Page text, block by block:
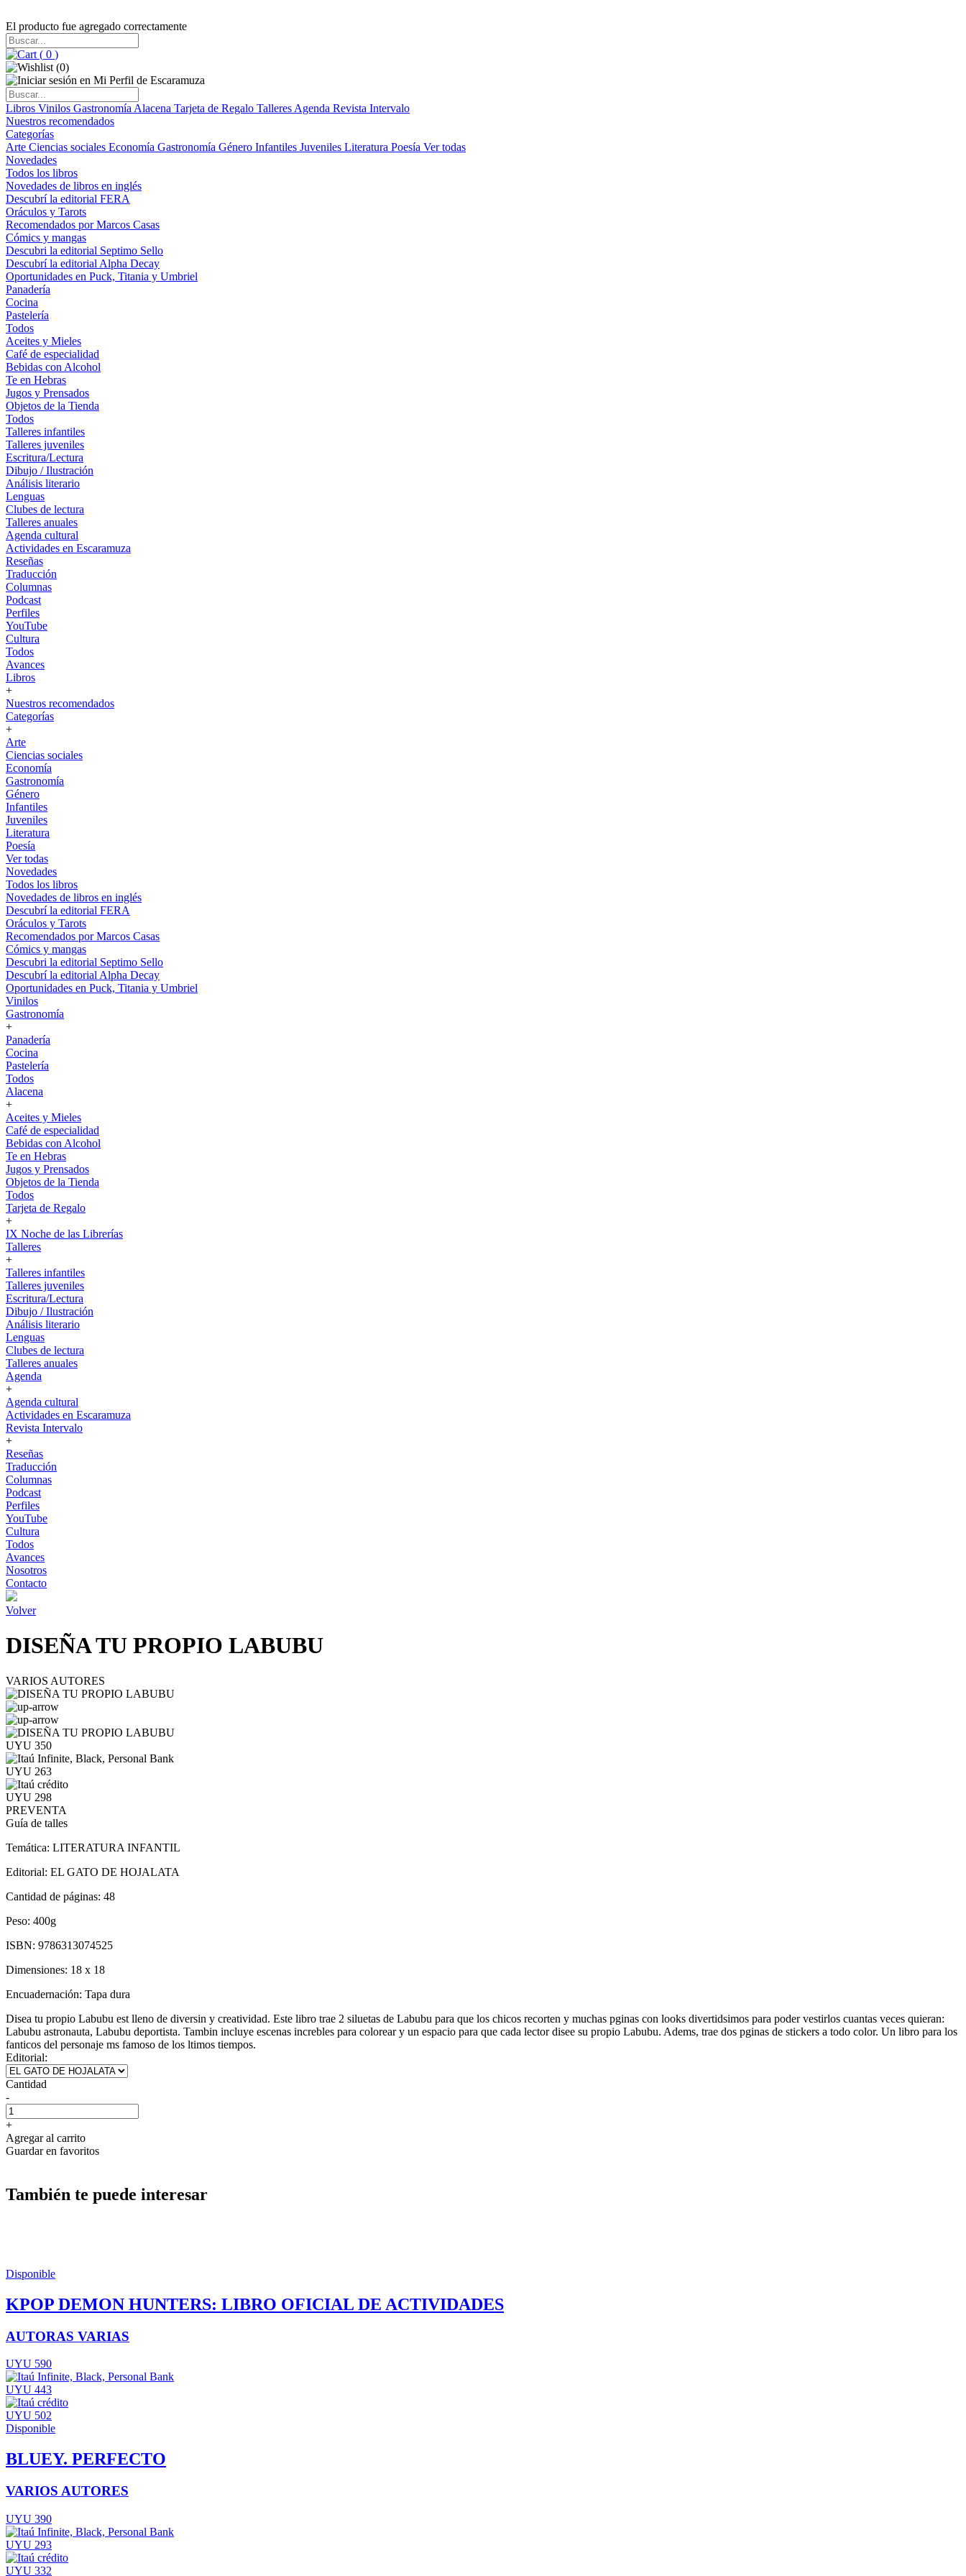
El producto fue agregado correctamente
( 0 )
(0)
Libros Vinilos Gastronomía Alacena Tarjeta de Regalo Talleres Agenda Revista Intervalo
Nuestros recomendados
Categorías
Arte Ciencias sociales Economía Gastronomía Género Infantiles Juveniles Literatura Poesía Ver todas
Novedades
Todos los libros
Novedades de libros en inglés
Descubrí la editorial FERA
Oráculos y Tarots
Recomendados por Marcos Casas
Cómics y mangas
Descubri la editorial Septimo Sello
Descubrí la editorial Alpha Decay
Oportunidades en Puck, Titania y Umbriel
Panadería
Cocina
Pastelería
Todos
Aceites y Mieles
Café de especialidad
Bebidas con Alcohol
Te en Hebras
Jugos y Prensados
Objetos de la Tienda
Todos
Talleres infantiles
Talleres juveniles
Escritura/Lectura
Dibujo / Ilustración
Análisis literario
Lenguas
Clubes de lectura
Talleres anuales
Agenda cultural
Actividades en Escaramuza
Reseñas
Traducción
Columnas
Podcast
Perfiles
YouTube
Cultura
Todos
Avances
Libros
+
Nuestros recomendados
Categorías
+
Arte
Ciencias sociales
Economía
Gastronomía
Género
Infantiles
Juveniles
Literatura
Poesía
Ver todas
Novedades
Todos los libros
Novedades de libros en inglés
Descubrí la editorial FERA
Oráculos y Tarots
Recomendados por Marcos Casas
Cómics y mangas
Descubri la editorial Septimo Sello
Descubrí la editorial Alpha Decay
Oportunidades en Puck, Titania y Umbriel
Vinilos
Gastronomía
+
Panadería
Cocina
Pastelería
Todos
Alacena
+
Aceites y Mieles
Café de especialidad
Bebidas con Alcohol
Te en Hebras
Jugos y Prensados
Objetos de la Tienda
Todos
Tarjeta de Regalo
+
IX Noche de las Librerías
Talleres
+
Talleres infantiles
Talleres juveniles
Escritura/Lectura
Dibujo / Ilustración
Análisis literario
Lenguas
Clubes de lectura
Talleres anuales
Agenda
+
Agenda cultural
Actividades en Escaramuza
Revista Intervalo
+
Reseñas
Traducción
Columnas
Podcast
Perfiles
YouTube
Cultura
Todos
Avances
Nosotros
Contacto
Volver
DISEÑA TU PROPIO LABUBU
VARIOS AUTORES
UYU 350
UYU 263
UYU 298
PREVENTA
Guía de talles
Temática: LITERATURA INFANTIL
Editorial: EL GATO DE HOJALATA
Cantidad de páginas: 48
Peso: 400g
ISBN: 9786313074525
Dimensiones: 18 x 18
Encuadernación: Tapa dura
Disea tu propio Labubu est lleno de diversin y creatividad. Este libro trae 2 siluetas de Labubu para que los chicos recorten y muchas pginas con looks divertidsimos para poder vestirlos cuantas veces quieran:
Labubu astronauta, Labubu deportista. Tambin incluye escenas increbles para colorear y un espacio para que cada lector disee su propio Labubu. Adems, trae dos pginas de stickers a todo color. Un libro para los
fanticos del personaje ms famoso de los ltimos tiempos.
Editorial:
Cantidad
-
+
Agregar al carrito
Guardar en favoritos
También te puede interesar
Disponible
KPOP DEMON HUNTERS: LIBRO OFICIAL DE ACTIVIDADES
AUTORAS VARIAS
UYU 590
UYU 443
UYU 502
Disponible
BLUEY. PERFECTO
VARIOS AUTORES
UYU 390
UYU 293
UYU 332